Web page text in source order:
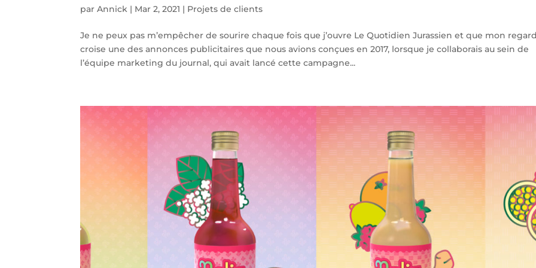
parAnnick | Mar 2, 2021 | Projets de clients
Je ne peux pas m’empêcher de sourire chaque fois que j’ouvre Le Quotidien Jurassien et que mon
croise une des annonces publicitaires que nous avions conçues en 2017, lorsque je collaborais au sein de
l’équipe marketing du journal, qui avait lancé cette campagne...